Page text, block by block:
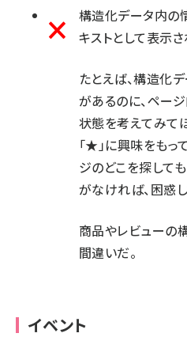
構造化データ内の
キストとして表示
たとえば、構造化
があるのに、ペー
状態を考えてみて
「★」に興味をもっ
ジのどこを探して
がなければ、困惑し
商品やレビューの
間違いだ。
イベント